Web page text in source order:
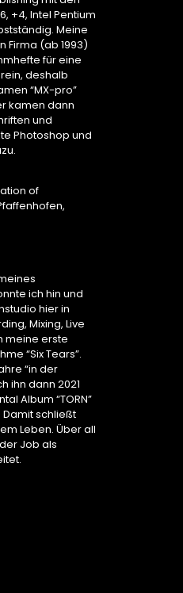
+4, Intel Pentium
Meine
Firma (ab 1993)
für eine
deshalb
“MX-pro”
kamen dann
und
Photoshop und
of
ich hin und
hier in
Mixing, Live
meine erste
“Six Tears”.
“in der
ihn dann 2021
Album “TORN”
schließt
Leben. Über all
Job als